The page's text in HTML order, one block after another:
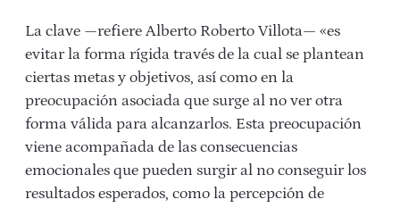
La clave —refiere Alberto Roberto Villota— «es
evitar la forma rígida través de la cual se plantean
ciertas metas y objetivos, así como en la
preocupación asociada que surge al no ver otra
forma válida para alcanzarlos. Esta preocupación
viene acompañada de las consecuencias
emocionales que pueden surgir al no conseguir los
resultados esperados, como la percepción de